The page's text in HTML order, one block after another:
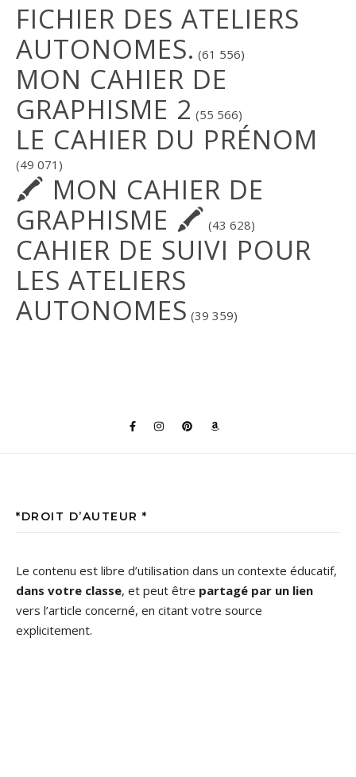
FICHIER DES ATELIERS
AUTONOMES. (61 556)
MON CAHIER DE
GRAPHISME 2 (55 566)
LE CAHIER DU PRÉNOM
(49 071)
🖍 MON CAHIER DE
GRAPHISME 🖍 (43 628)
CAHIER DE SUIVI POUR
LES ATELIERS
AUTONOMES (39 359)
*DROIT D’AUTEUR *
Le contenu est libre d’utilisation dans un contexte éducatif,
dans votre classe, et peut être partagé par un lien
vers l’article concerné, en citant votre source
explicitement.